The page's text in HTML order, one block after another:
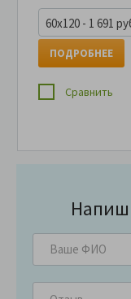
60x120 - 1 691
ПОДРОБНЕЕ
Сравнить